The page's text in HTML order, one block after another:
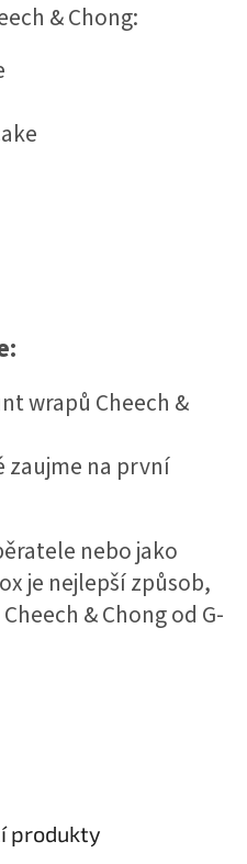
& Chong:
wrapů Cheech &
zaujme na první
nebo jako
je nejlepší způsob,
& Chong od G-
produkty